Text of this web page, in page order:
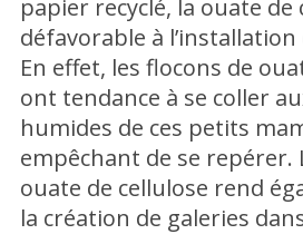
papier recyclé, la ouate de
défavorable à
En effet, les flocons de
ont tendance à se coller
humides de ces petits
empêchant de se repérer.
ouate de cellulose rend
la création de galeries